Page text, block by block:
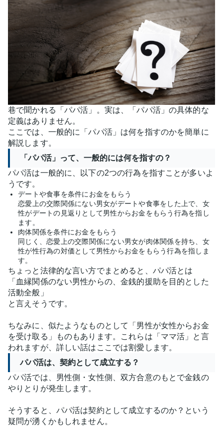
巷で聞かれる「パパ活」。実は、「パパ活」の具体的な
定義はありません。
ここでは、一般的に「パパ活」は何を指すのかを簡単に
解説します。
「パパ活」って、一般的には何を指すの？
パパ活は一般的に、以下の2つの行為を指すことが多いよ
うです。
デートや食事を条件にお金をもらう
恋愛上の交際関係にない男女がデートや食事をした上で、女
性がデートの見返りとして男性からお金をもらう行為を指し
ます。
肉体関係を条件にお金をもらう
同じく、恋愛上の交際関係にない男女が肉体関係を持ち、女
性が性行為の対価として男性からお金をもらう行為を指しま
す。
ちょっと法律的な言い方でまとめると、パパ活とは
「血縁関係のない男性からの、金銭的援助を目的とした
活動全般」
と言えそうです。
ちなみに、似たようなものとして「男性が女性からお金
を受け取る」ものもあります。これらは「ママ活」と言
われますが、詳しい話はここでは割愛します。
パパ活は、契約として成立する？
パパ活では、男性側・女性側、双方合意のもとで金銭の
やりとりが発生します。
そうすると、パパ活は契約として成立するのか？という
疑問が湧くかもしれません。